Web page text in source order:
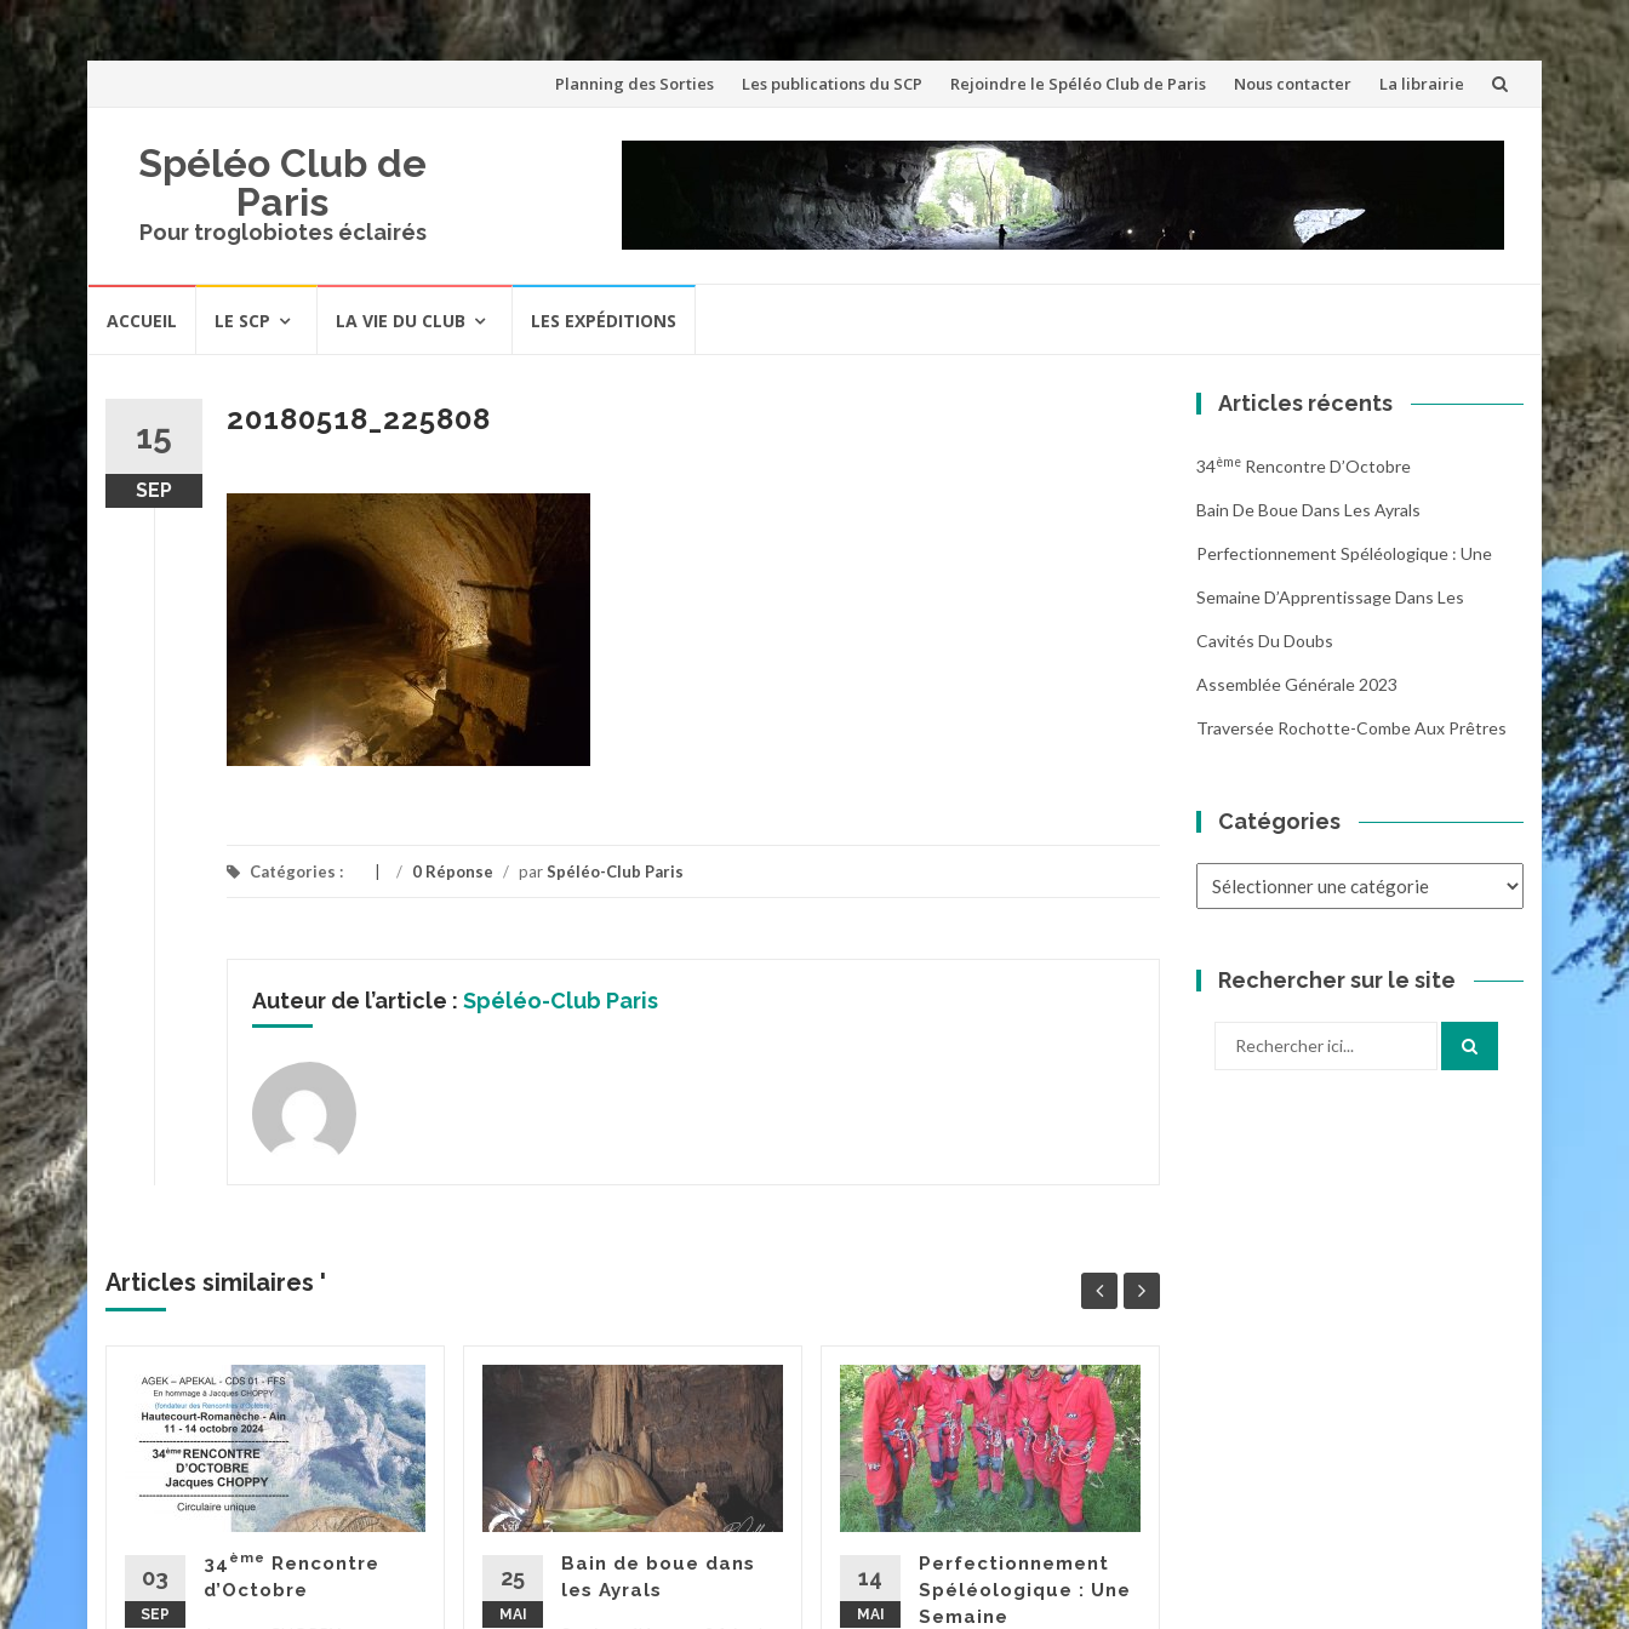
Aller
Planning des Sorties Les publications du SCP Rejoindre le Spéléo Club de Paris Nous contacter La librairie
Spéléo Club de
Paris
Pour troglobiotes éclairés
ACCUEIL LE SCP LA VIE DU CLUB LES EXPÉDITIONS
15
SEP
20180518_225808
Catégories : / 0 Réponse / parSpéléo-Club Paris
Auteur de l’article : Spéléo-Club Paris
Articles similaires '
- 18
03
SEP
34 ème Rencontre
d’Octobre
25
MAI
Bain de boue dans
les Ayrals
14
MAI
Perfectionnement
Spéléologique : Une
Semaine
Articles récents
34Ème Rencontre D’Octobre
Bain De Boue Dans Les Ayrals
Perfectionnement Spéléologique : Une
Semaine D’Apprentissage Dans Les
Cavités Du Doubs
Assemblée Générale 2023
Traversée Rochotte-Combe Aux Prêtres
Catégories
Rechercher sur le site